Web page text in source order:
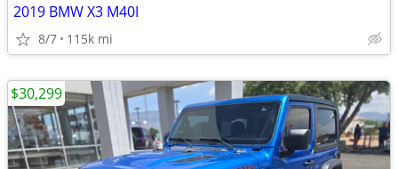
2019 BMW X3 M40I
8/7 115k mi
$30,299